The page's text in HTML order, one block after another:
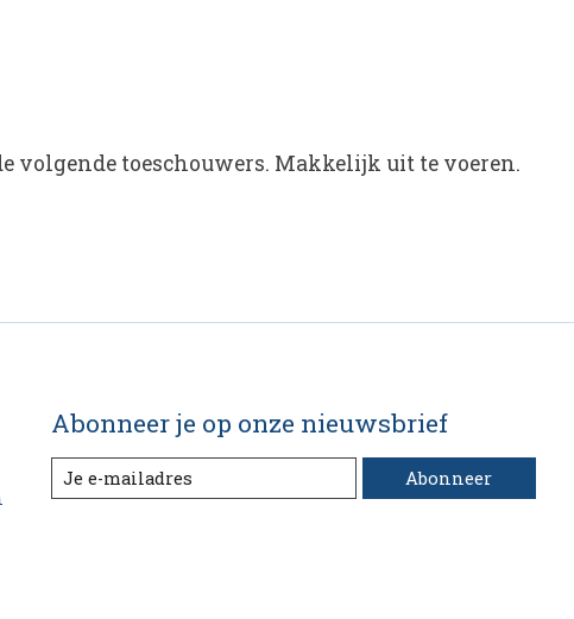
volgende toeschouwers. Makkelijk uit te voeren.
Abonneer je op onze nieuwsbrief
Abonneer